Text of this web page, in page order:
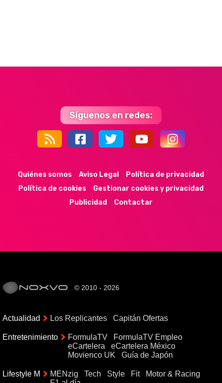
Síguenos en redes:
44k 9k 35k 352
Quiénes somos Aviso Legal
Política de privacidad
Política de cookies
Gestionar cookies y privacidad
Publicidad
Contactar
© 2010 - 2026
Actualidad Los Replicantes Capitán Ofertas
Entretenimiento FormulaTV
FormulaTV Empleo
eCartelera
eCartelera México
Movienco UK
Guía de Japón
Lifestyle M MENzig Tech Style Fit
Motor & Racing